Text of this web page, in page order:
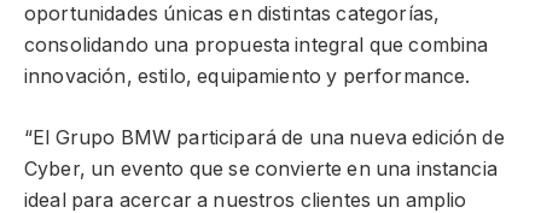
oportunidades únicas en distintas categorías,
consolidando una propuesta integral que combina
innovación, estilo, equipamiento y performance.
“El Grupo BMW participará de una nueva edición de
Cyber, un evento que se convierte en una instancia
ideal para acercar a nuestros clientes un amplio